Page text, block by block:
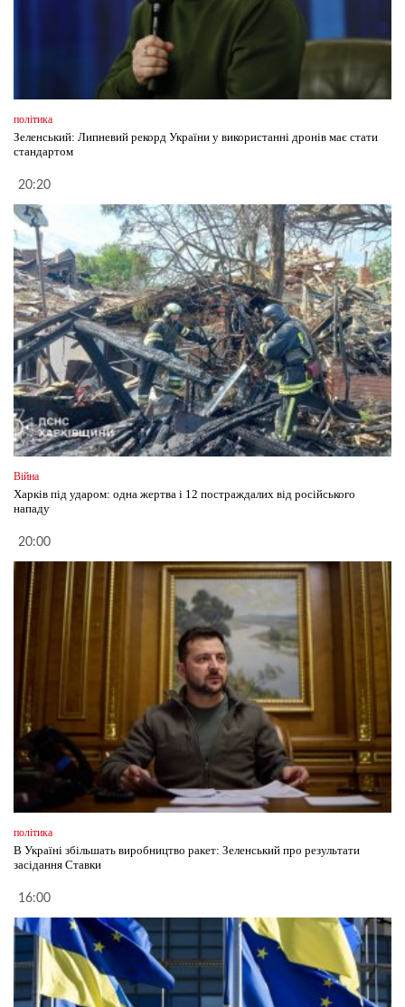
політика
Зеленський: Липневий рекорд України у використанні дронів має стати
стандартом
20:20
Війна
Харків під ударом: одна жертва і 12 постраждалих від російського
нападу
20:00
політика
В Україні збільшать виробництво ракет: Зеленський про результати
засідання Ставки
16:00